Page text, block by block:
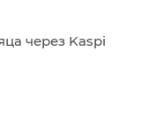
через Kaspi